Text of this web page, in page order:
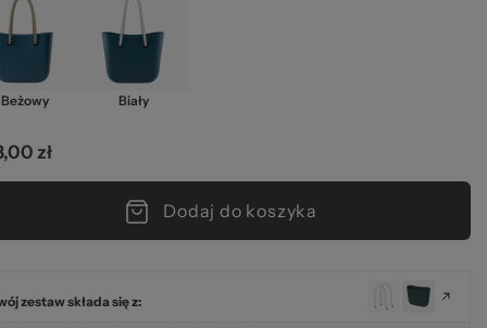
Beżowy Biały
zł
Dodaj do koszyka
zestaw składa się z: